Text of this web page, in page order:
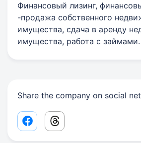
Финансовый лизинг,
-продажа собственного
имущества, сдача в аренду
имущества, работа с займами.
Share the company on social
Facebook share link
Threads share link